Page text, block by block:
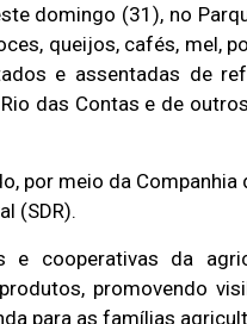
domingo (31), no
queijos, cafés, mel,
e assentadas de
das Contas e de
por meio da Companhia
(SDR).
e cooperativas da
promovendo
para as famílias